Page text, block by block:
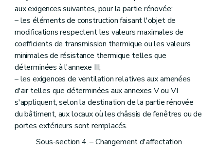
aux exigences suivantes, pour la partie rénovée:
– les éléments de construction faisant l'objet de
modifications respectent les valeurs maximales de
coefficients de transmission thermique ou les valeurs
minimales de résistance thermique telles que
déterminées à l'annexe III;
– les exigences de ventilation relatives aux amenées
d'air telles que déterminées aux annexes V ou VI
s'appliquent, selon la destination de la partie rénovée
du bâtiment, aux locaux où les châssis de fenêtres ou de
portes extérieurs sont remplacés.
Sous-section 4. – Changement d'affectation